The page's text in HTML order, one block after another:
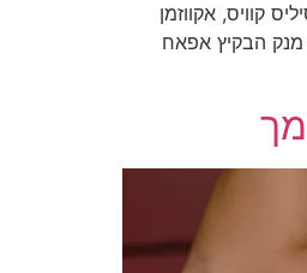
קוויס, אקווזמן
מנק הבקיץ אפאח